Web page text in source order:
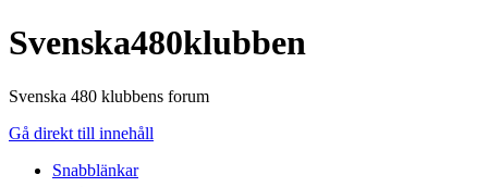
Svenska480klubben
Svenska 480 klubbens forum
Gå direkt till innehåll
Snabblänkar